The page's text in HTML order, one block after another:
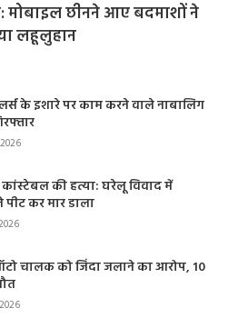
मोबाइल छीनने आए बदमाशों ने
लहूलुहान
के इशारे पर काम करने वाले नाबालिग
की हत्या: घरेलू विवाद में
पीट कर मार डाला
चालक को जिंदा जलाने का आरोप, 10